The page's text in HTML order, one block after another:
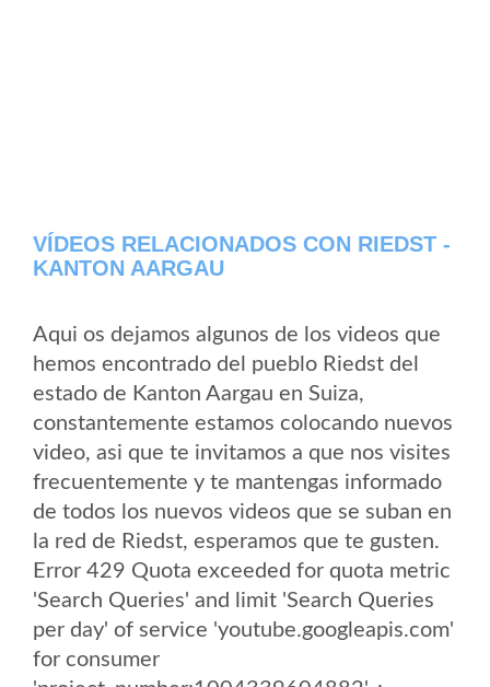
VÍDEOS RELACIONADOS CON RIEDST -
KANTON AARGAU
Aqui os dejamos algunos de los videos que
hemos encontrado del pueblo Riedst del
estado de Kanton Aargau en Suiza,
constantemente estamos colocando nuevos
video, asi que te invitamos a que nos visites
frecuentemente y te mantengas informado
de todos los nuevos videos que se suban en
la red de Riedst, esperamos que te gusten.
Error 429 Quota exceeded for quota metric
'Search Queries' and limit 'Search Queries
per day' of service 'youtube.googleapis.com'
for consumer